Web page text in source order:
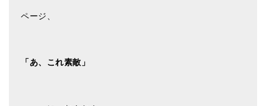
亡命チベット人尼僧のお守り・チャーム
ギフトラッピング
ページ、
「あ、これ素敵」